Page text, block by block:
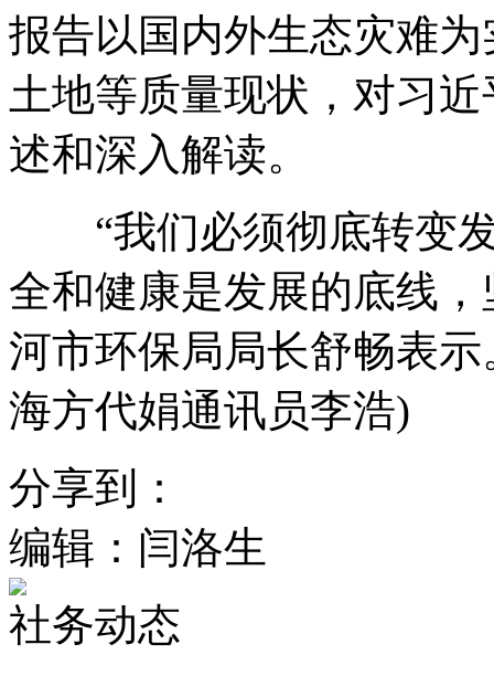
报告以国内外生态灾难
土地等质量现状，对习
述和深入解读。
“我们必须彻底转变发
全和健康是发展的底线
河市环保局局长舒畅表
海方代娟通讯员李浩)
分享到：
编辑：闫洛生
社务动态